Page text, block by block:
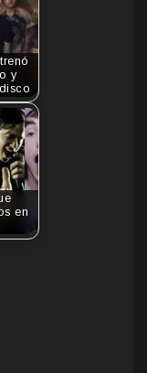
y
en